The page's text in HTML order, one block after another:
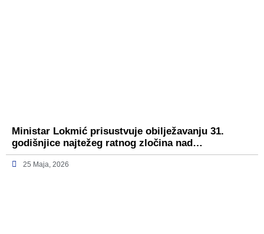
Ministar Lokmić prisustvuje obilježavanju 31.
godišnjice najtežeg ratnog zločina nad…
25 Maja, 2026